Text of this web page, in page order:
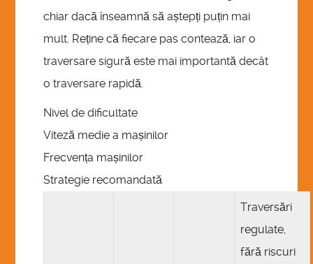
chiar dacă înseamnă să aștepți puțin mai
mult. Reține că fiecare pas contează, iar o
traversare sigură este mai importantă decât
o traversare rapidă.
Nivel de dificultate
Viteză medie a mașinilor
Frecvența mașinilor
Strategie recomandată
Traversări
regulate,
fără riscuri